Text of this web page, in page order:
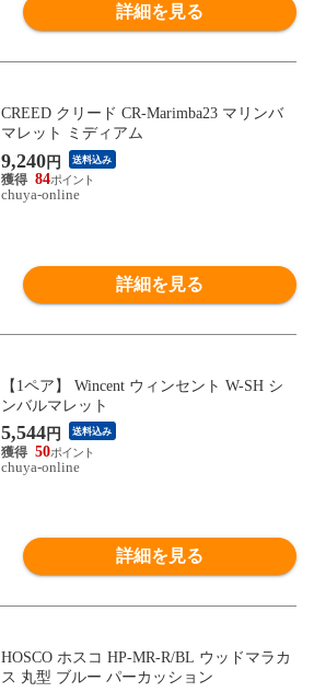
詳細を見る
CREED クリード CR-Marimba23 マリンバ
マレット ミディアム
9,240円 送料込み
84
chuya-online
詳細を見る
【1ペア】 Wincent ウィンセント W-SH シ
ンバルマレット
5,544円 送料込み
50
chuya-online
詳細を見る
HOSCO ホスコ HP-MR-R/BL ウッドマラカ
ス 丸型 ブルー パーカッション